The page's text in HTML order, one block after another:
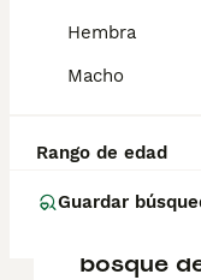
Hembra
Macho
Rango de edad
Guardar
geográfica. Es
salud y el
decisión.
¿Cómo
bosque